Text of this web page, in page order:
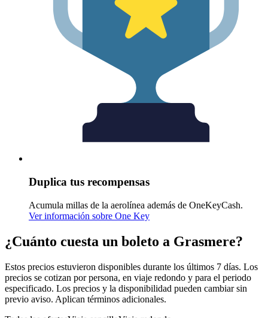
Duplica tus recompensas
Acumula millas de la aerolínea además de OneKeyCash.
Ver información sobre One Key
¿Cuánto cuesta un boleto a Grasmere?
Estos precios estuvieron disponibles durante los últimos 7 días. Los
precios se cotizan por persona, en viaje redondo y para el periodo
especificado. Los precios y la disponibilidad pueden cambiar sin
previo aviso. Aplican términos adicionales.